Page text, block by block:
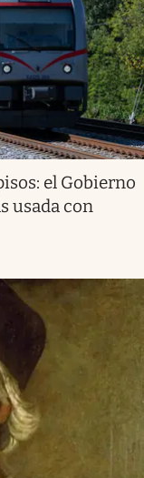
el Gobierno
usada con